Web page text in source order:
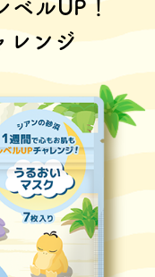
ベルUP！
レンジ